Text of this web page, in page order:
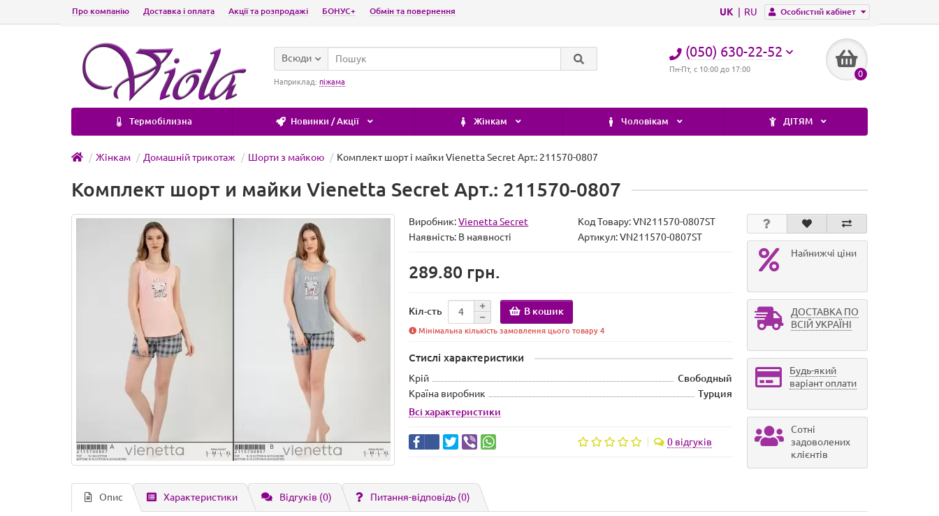
Особистий кабінет
UK RU
Про компанію Доставка і оплата Акції та розпродажі БОНУС+ Обмін та повернення
(050) 630-22-52
Пн-Пт, с 10:00 до 17:00 0
Всюди
Наприклад: піжама
Термобілизна Новинки / Акції Жінкам Чоловікам ДІТЯМ
Жінкам Домашній трикотаж Шорти з майкою Комплект шорт і майки Vienetta Secret Арт.: 211570-0807
Комплект шорт и майки Vienetta Secret Арт.: 211570-0807
Виробник:Vienetta Secret Код Товару:VN211570-0807ST
Наявність: В наявності Артикул: VN211570-0807ST
289.80 грн.
Кіл-сть В кошик
Мінімальна кількість замовлення цього товару 4
Стислі характеристики
Крій
Свободный
Країна виробник
Турция
Всі характеристики
0 відгуків
Найнижчі ціни
ДОСТАВКА ПО
ВСІЙ УКРАЇНІ
Будь-який
варіант оплати
Сотні
задоволених
клієнтів
Опис Характеристики Відгуків (0) Питання-відповідь (0)